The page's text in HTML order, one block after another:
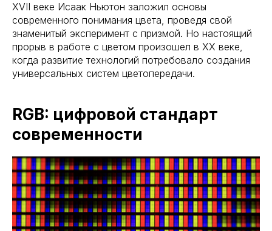
XVII веке Исаак Ньютон заложил основы
современного понимания цвета, проведя свой
знаменитый эксперимент с призмой. Но настоящий
прорыв в работе с цветом произошел в XX веке,
когда развитие технологий потребовало создания
универсальных систем цветопередачи.
RGB: цифровой стандарт
современности